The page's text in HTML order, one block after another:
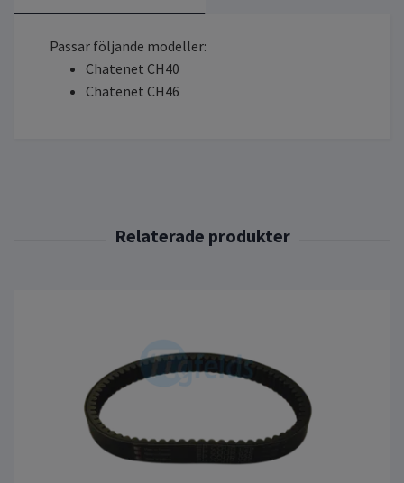
Passar följande modeller:
Chatenet CH40
Chatenet CH46